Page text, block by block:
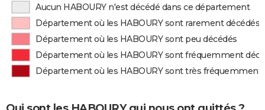
Aucun HABOURY n'est décédé dans ce département
Département où les HABOURY sont rarement décédés
Département où les HABOURY sont peu décédés
Département où les HABOURY sont fréquemment
Département où les HABOURY sont très fréquemment